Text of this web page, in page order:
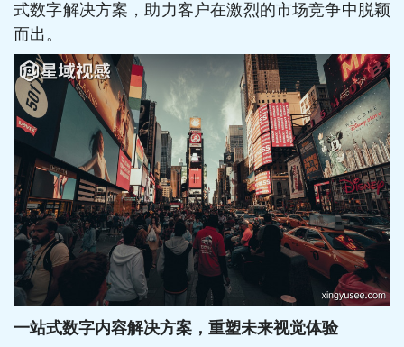
式数字解决方案，助力客户在激烈的市场竞争中脱颖
而出。
一站式数字内容解决方案，重塑未来视觉体验